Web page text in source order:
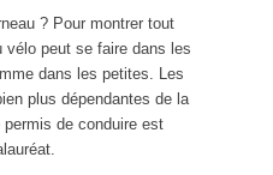
? Pour montrer tout
peut se faire dans les
dans les petites. Les
plus dépendantes de la
de conduire est